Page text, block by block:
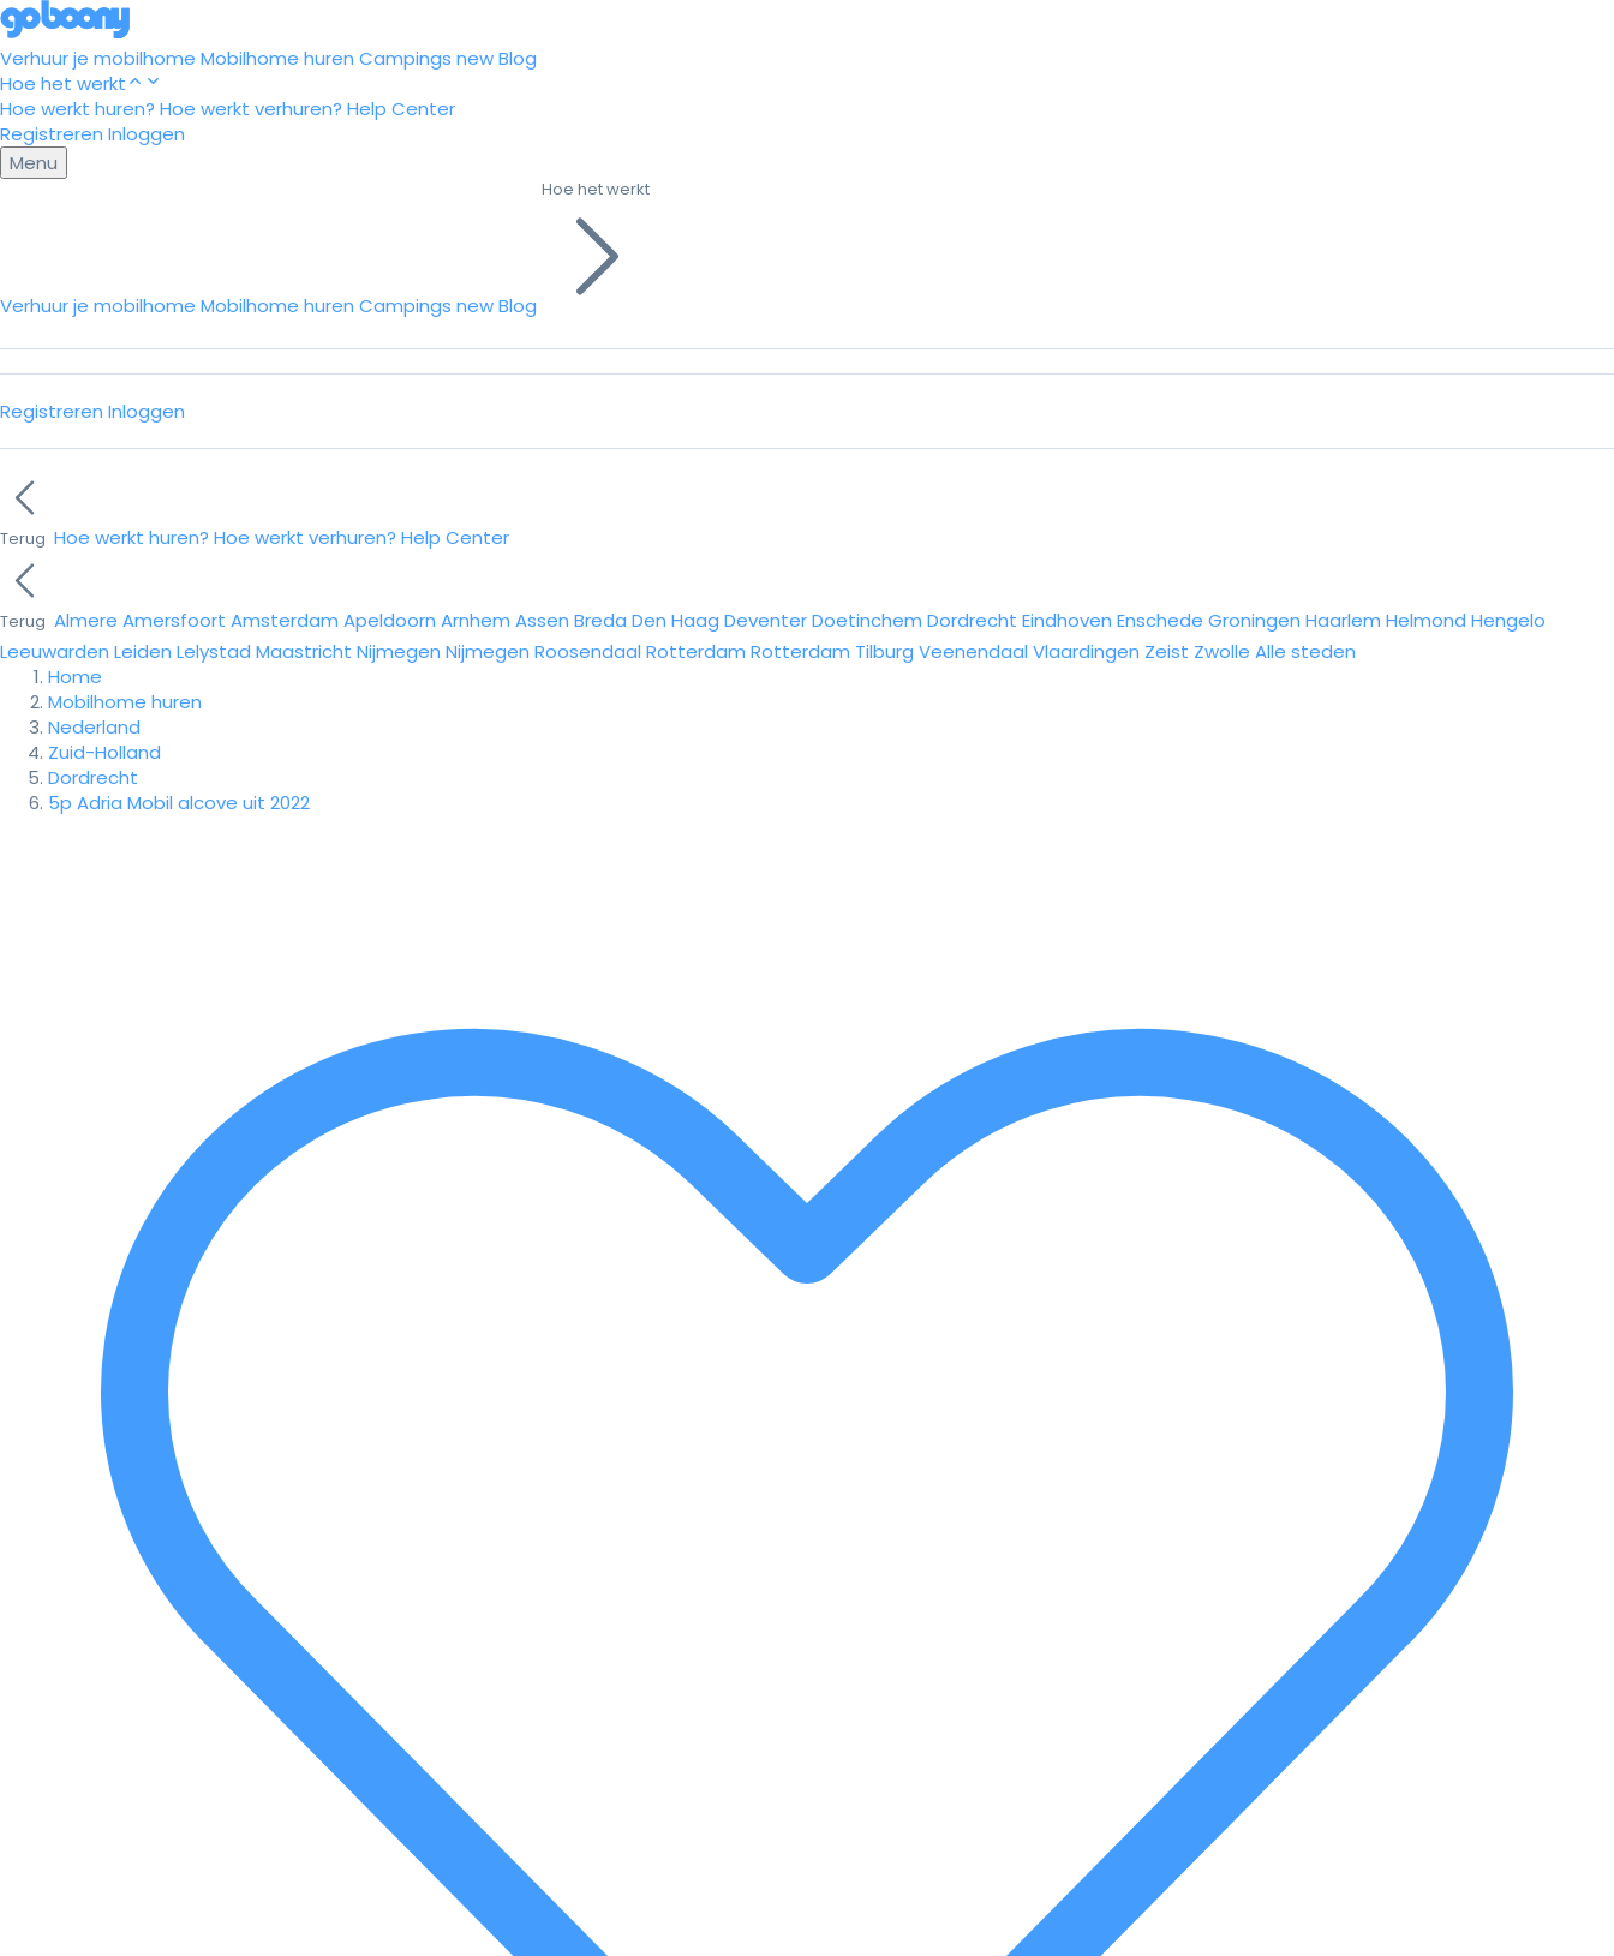
Verhuur je mobilhome Mobilhome huren Campings newBlog
Hoe het werkt
Hoe werkt huren? Hoe werkt verhuren? Help Center
Registreren Inloggen
Menu
Verhuur je mobilhome Mobilhome huren Campings newBlog
Hoe het werkt
Registreren Inloggen
Terug Hoe werkt huren? Hoe werkt verhuren? Help Center
Terug Almere Amersfoort Amsterdam Apeldoorn Arnhem Assen Breda Den Haag DeventerDoetinchem Dordrecht Eindhoven Enschede Groningen Haarlem Helmond Hengelo
Leeuwarden Leiden Lelystad Maastricht Nijmegen Nijmegen Roosendaal Rotterdam Rotterdam Tilburg Veenendaal Vlaardingen Zeist Zwolle Alle steden
Home
Mobilhome huren
Nederland
Zuid-Holland
Dordrecht
5p Adria Mobil alcove uit 2022